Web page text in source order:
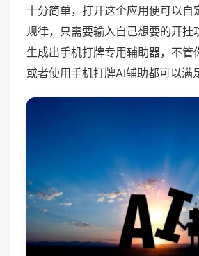
十分简单，打开这个应用便可以自
规律，只需要输入自己想要的开挂
生成出手机打牌专用辅助器，不管
或者使用手机打牌AI辅助都可以满